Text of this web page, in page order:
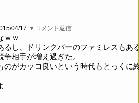
04/17 ▼コメント返信
ｗｗ
るし、ドリンクバーのファミレスもあ
相手が増え過ぎた。
のがカッコ良いという時代もとっくに